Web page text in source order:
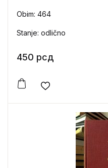
Obim: 464
Stanje: odlično
450 рсд
Add to wishlist